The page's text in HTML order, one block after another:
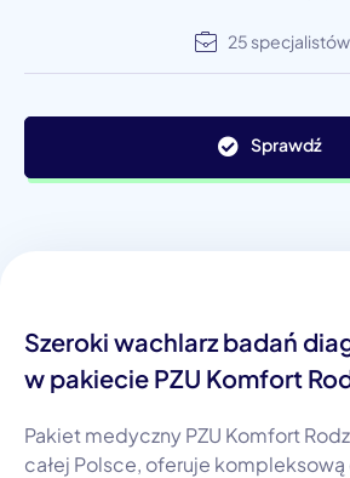
25 specjalistów
Sprawdź
Szeroki wachlarz badań
w pakiecie PZU Komfort
Pakiet medyczny PZU Komfort
całej Polsce, oferuje